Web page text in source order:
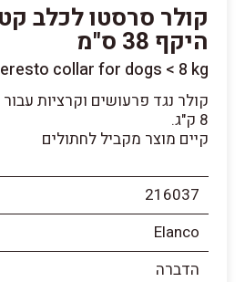
היקף 38 ס"מ
collar for dogs < 8 kg
קולר נגד פרעושים וקרציות
8 ק"ג.
קיים מוצר מקביל לחתולים
216037
Elanco
הדברה